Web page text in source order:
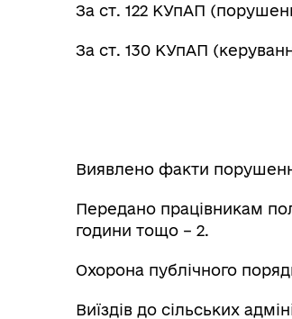
За ст. 122 КУпАП
За ст. 130 КУпАП
Виявлено факти
Передано працівникам
години тощо – 2.
Охорона публічного
Виїздів до сільських